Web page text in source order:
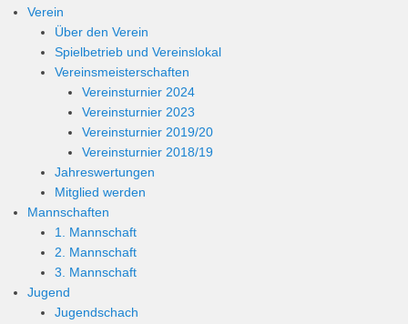
Verein
Über den Verein
Spielbetrieb und Vereinslokal
Vereinsmeisterschaften
Vereinsturnier 2024
Vereinsturnier 2023
Vereinsturnier 2019/20
Vereinsturnier 2018/19
Jahreswertungen
Mitglied werden
Mannschaften
1. Mannschaft
2. Mannschaft
3. Mannschaft
Jugend
Jugendschach